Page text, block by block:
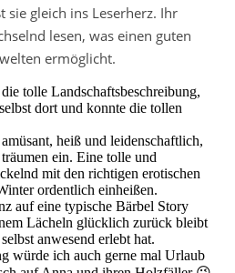
sie gleich ins Leserherz. Ihr
lesen, was einen guten
ermöglicht.
tolle Landschaftsbeschreibung,
dort und konnte die tollen
heiß und leidenschaftlich,
ein. Eine tolle und
mit den richtigen erotischen
ordentlich einheißen.
auf eine typische Bärbel Story
Lächeln glücklich zurück bleibt
anwesend erlebt hat.
würde ich auch gerne mal Urlaub